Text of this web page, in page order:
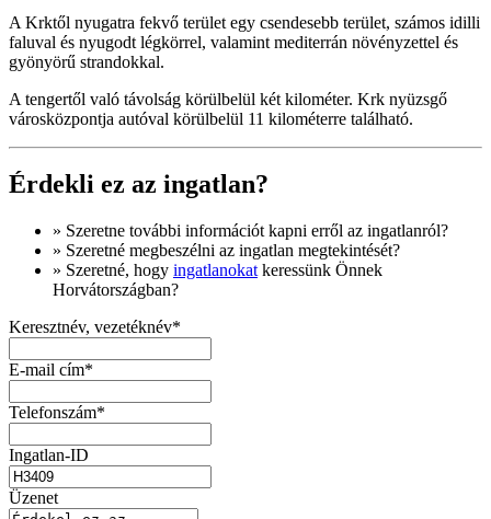
A Krktől nyugatra fekvő terület egy csendesebb terület, számos idilli
faluval és nyugodt légkörrel, valamint mediterrán növényzettel és
gyönyörű strandokkal.
A tengertől való távolság körülbelül két kilométer. Krk nyüzsgő
városközpontja autóval körülbelül 11 kilométerre található.
Érdekli ez az ingatlan?
» Szeretne további információt kapni erről az ingatlanról?
» Szeretné megbeszélni az ingatlan megtekintését?
» Szeretné, hogy ingatlanokat keressünk Önnek
Horvátországban?
Keresztnév, vezetéknév*
E-mail cím*
Telefonszám*
Ingatlan-ID
Üzenet